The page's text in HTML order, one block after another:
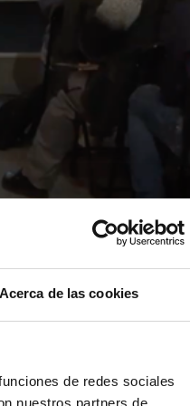
Acerca de las cookies
de redes sociales
nuestros partners de
en el
de la